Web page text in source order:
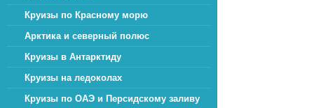
Круизы по Красному морю
Арктика и северный полюс
Круизы в Антарктиду
Круизы на ледоколах
Круизы по ОАЭ и Персидскому заливу